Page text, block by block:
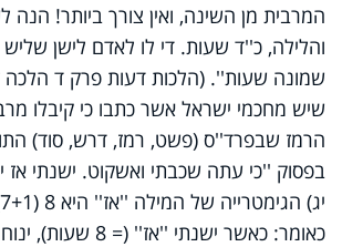
המרבית מן השינה, ואין צורך ביותר! הנה
והלילה, כ''ד שעות. די לו לאדם לישן
שמונה שעות''. (הלכות דעות פרק ד הלכה ד)
שיש מחכמי ישראל אשר כתבו כי קיבלו
הרמז שבפרד''ס (פשט, רמז, דרש, סוד)
בפסוק ''כי עתה שכבתי ואשקוט. ישנתי אז
כאומר: כאשר ישנתי ''אז'' (= 8 שעות), ינוח לי!''.